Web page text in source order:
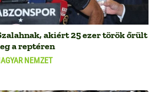
NEMZET
akiért 25 ezer török őrült
a reptéren